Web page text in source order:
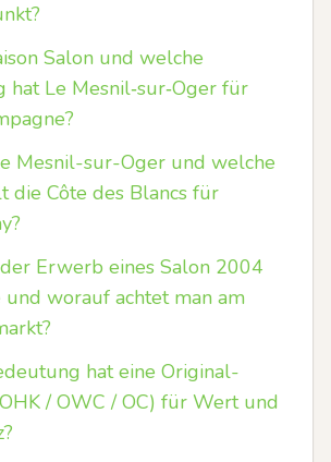
Salon und welche
hat Le Mesnil‑sur‑Oger für
Mesnil-sur-Oger und welche
die Côte des Blancs für
Erwerb eines Salon 2004
worauf achtet man am
hat eine Original-
/ OWC / OC) für Wert und